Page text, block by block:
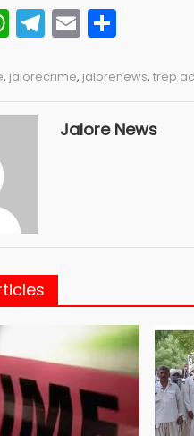
WhatsApp
Telegram
Email
, jalorecrime, jalorenews, trep
Jalore News